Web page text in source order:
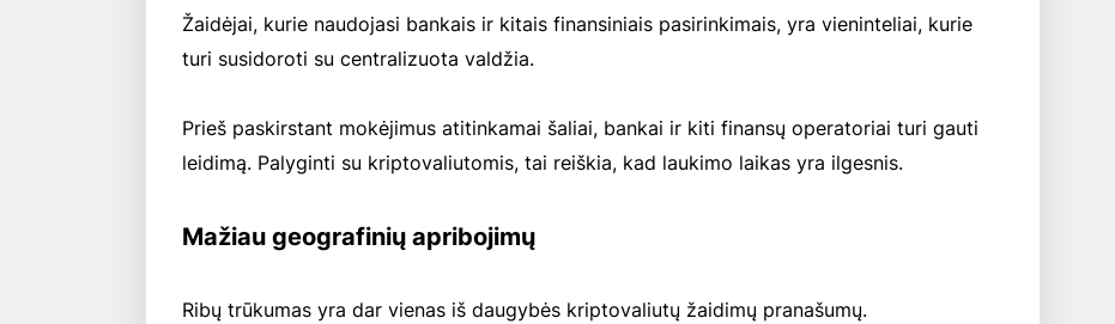
Žaidėjai, kurie naudojasi bankais ir kitais finansiniais pasirinkimais, yra vieninteliai, kurie
turi susidoroti su centralizuota valdžia.
Prieš paskirstant mokėjimus atitinkamai šaliai, bankai ir kiti finansų operatoriai turi gauti
leidimą. Palyginti su kriptovaliutomis, tai reiškia, kad laukimo laikas yra ilgesnis.
Mažiau geografinių apribojimų
Ribų trūkumas yra dar vienas iš daugybės kriptovaliutų žaidimų pranašumų.